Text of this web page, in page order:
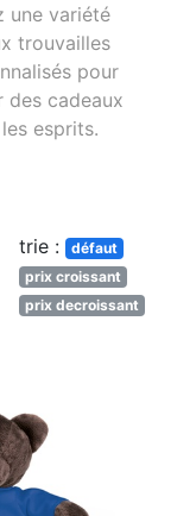
une variété
trouvailles
pour
cadeaux
esprits.
trie : défaut
prix croissant
prix decroissant